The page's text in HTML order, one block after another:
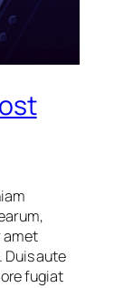
amet
Duis aute
fugiat